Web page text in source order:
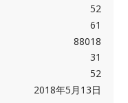
52
61
88018
31
52
2018年5月13日